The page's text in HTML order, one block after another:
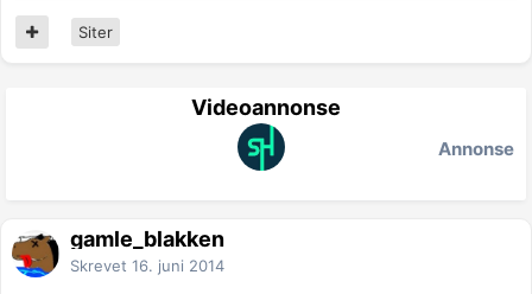
Siter
Videoannonse
Annonse
gamle_blakken
Skrevet 16. juni 2014